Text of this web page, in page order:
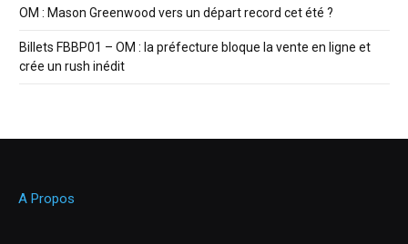
OM : Mason Greenwood vers un départ record cet été ?
Billets FBBP01 – OM : la préfecture bloque la vente en ligne et
crée un rush inédit
A Propos